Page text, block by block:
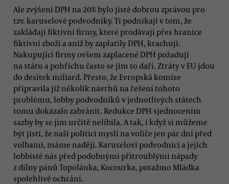
Ale zvýšení DPH na 20% bylo jistě dobrou zprávou pro
tzv. karuselové podvodníky. Ti podnikají v tom, že
zakládají fiktivní firmy, které prodávají přes hranice
fiktivní zboží a aniž by zaplatily DPH, krachují.
Nakupující firmy ovšem zaplacené DPH požadují
na státu a pohříchu často se jim to daří. Ztráty v EU jdou
do desítek miliard. Přesto, že Evropská komise
připravila již několik návrhů na řešení tohoto
problému, lobby podvodníků v jednotlivých státech
tomu dokázalo zabránit. Redukce DPH sjednocením
sazby by se jim určitě nelíbila. A tak, i když si můžeme
být jistí, že naši politici myslí na voliče jen pár dní před
volbami, máme naději. Karuseloví podvodníci a jejich
lobbisté nás před podobnými přitroublými nápady
z dílny pánů Topolánka, Kocourka, potažmo Mládka
spolehlivě ochrání.